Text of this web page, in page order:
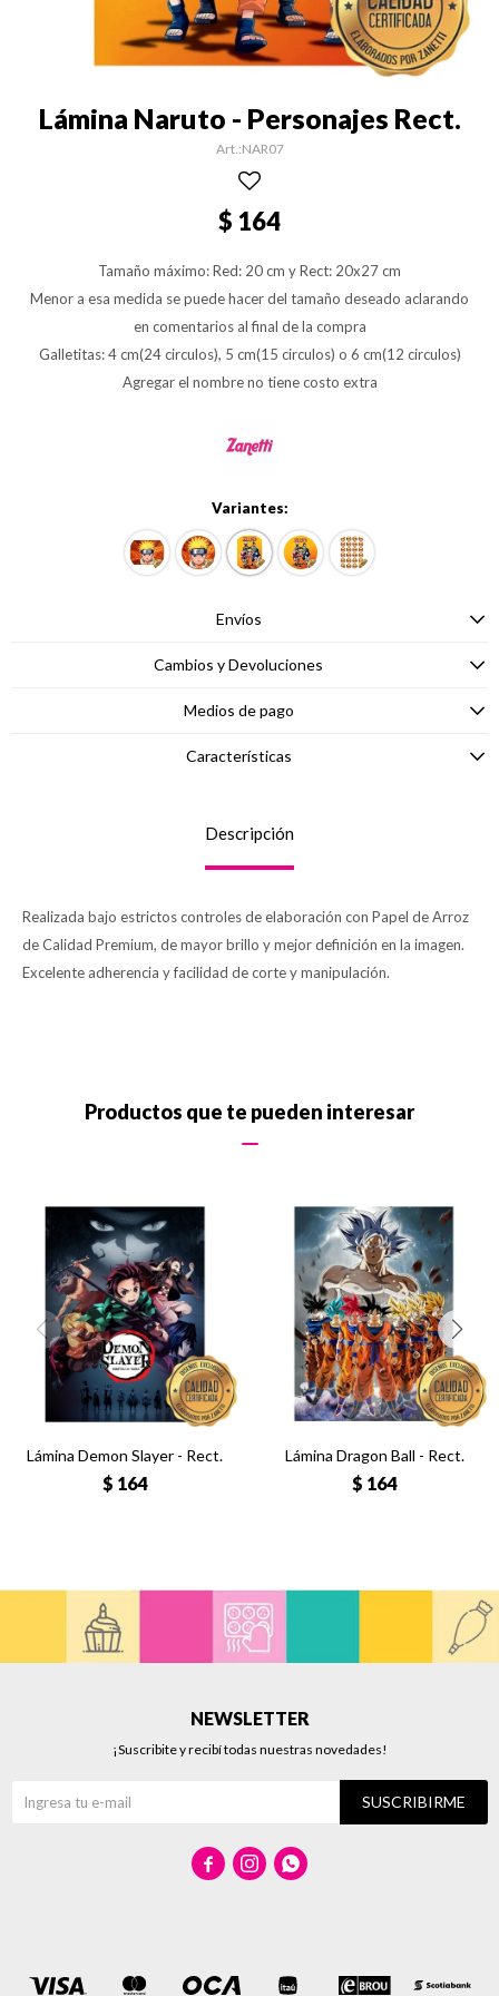
Lámina Naruto - Personajes Rect.
NAR07
$ 164
Tamaño máximo: Red: 20 cm y Rect: 20x27 cm
Menor a esa medida se puede hacer del tamaño deseado aclarando
en comentarios al final de la compra
Galletitas: 4 cm(24 circulos), 5 cm(15 circulos) o 6 cm(12 circulos)
Agregar el nombre no tiene costo extra
Variantes:
Envíos
Cambios y Devoluciones
Medios de pago
Características
Descripción
Realizada bajo estrictos controles de elaboración con Papel de Arroz
de Calidad Premium, de mayor brillo y mejor definición en la imagen.
Excelente adherencia y facilidad de corte y manipulación.
Productos que te pueden interesar
Lámina Demon Slayer - Rect.
$ 164
Lámina Dragon Ball - Rect.
$ 164
NEWSLETTER
¡Suscribite y recibí todas nuestras novedades!
SUSCRIBIRME
  